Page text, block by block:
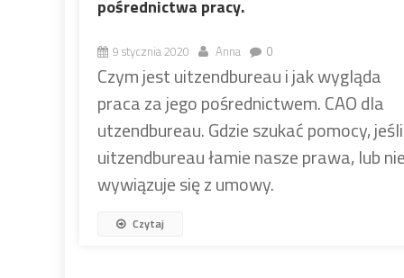
pośrednictwa pracy.
9 stycznia 2020 Anna 0
Czym jest uitzendbureau i jak wygląda
praca za jego pośrednictwem. CAO dla
utzendbureau. Gdzie szukać pomocy, jeśli
uitzendbureau łamie nasze prawa, lub
wywiązuje się z umowy.
Czytaj